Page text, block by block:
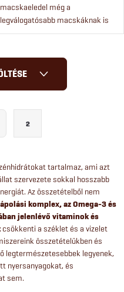
macskaeledel még a
legválogatósabb macskáknak is
örömet okoz. Az eledel friss húst
A macskatáp rendkívül...
2
tartalmaz, ami azt
szervezete sokkal hosszabb
Az összetételből nem
komplex, az Omega-3 és
jelenlévő vitaminok és
csökkenti a széklet és a vizelet
összetételükben és
legtermészetesebbek legyenek,
nyersanyagokat, és
sem.